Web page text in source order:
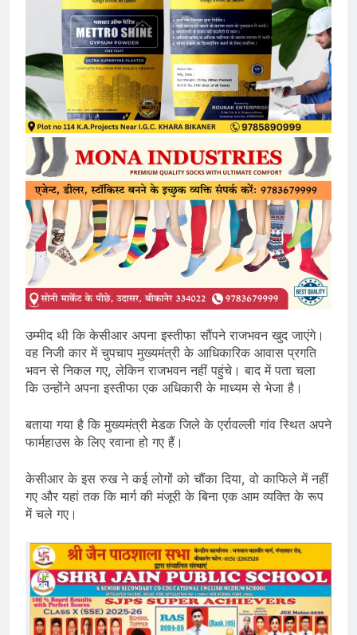
उम्मीद थी कि केसीआर अपना इस्तीफा सौंपने राजभवन खुद जाएंगे।
वह निजी कार में चुपचाप मुख्यमंत्री के आधिकारिक आवास प्रगति
भवन से निकल गए, लेकिन राजभवन नहीं पहुंचे। बाद में पता चला
कि उन्होंने अपना इस्तीफा एक अधिकारी के माध्यम से भेजा है।
बताया गया है कि मुख्यमंत्री मेडक जिले के एर्रावल्ली गांव स्थित अपने
फार्महाउस के लिए रवाना हो गए हैं।
केसीआर के इस रुख ने कई लोगों को चौंका दिया, वो काफिले में नहीं
गए और यहां तक कि मार्ग की मंजूरी के बिना एक आम व्यक्ति के रूप
में चले गए।